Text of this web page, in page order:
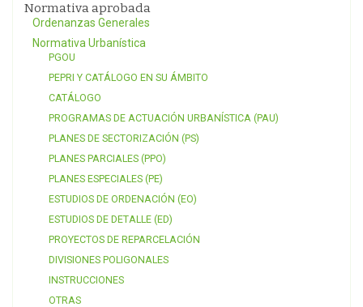
Normativa aprobada
Ordenanzas Generales
Normativa Urbanística
PGOU
PEPRI Y CATÁLOGO EN SU ÁMBITO
CATÁLOGO
PROGRAMAS DE ACTUACIÓN URBANÍSTICA (PAU)
PLANES DE SECTORIZACIÓN (PS)
PLANES PARCIALES (PPO)
PLANES ESPECIALES (PE)
ESTUDIOS DE ORDENACIÓN (EO)
ESTUDIOS DE DETALLE (ED)
PROYECTOS DE REPARCELACIÓN
DIVISIONES POLIGONALES
INSTRUCCIONES
OTRAS